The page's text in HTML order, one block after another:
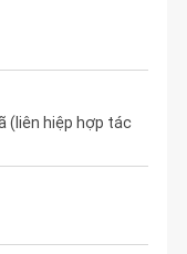
(liên hiệp hợp tác